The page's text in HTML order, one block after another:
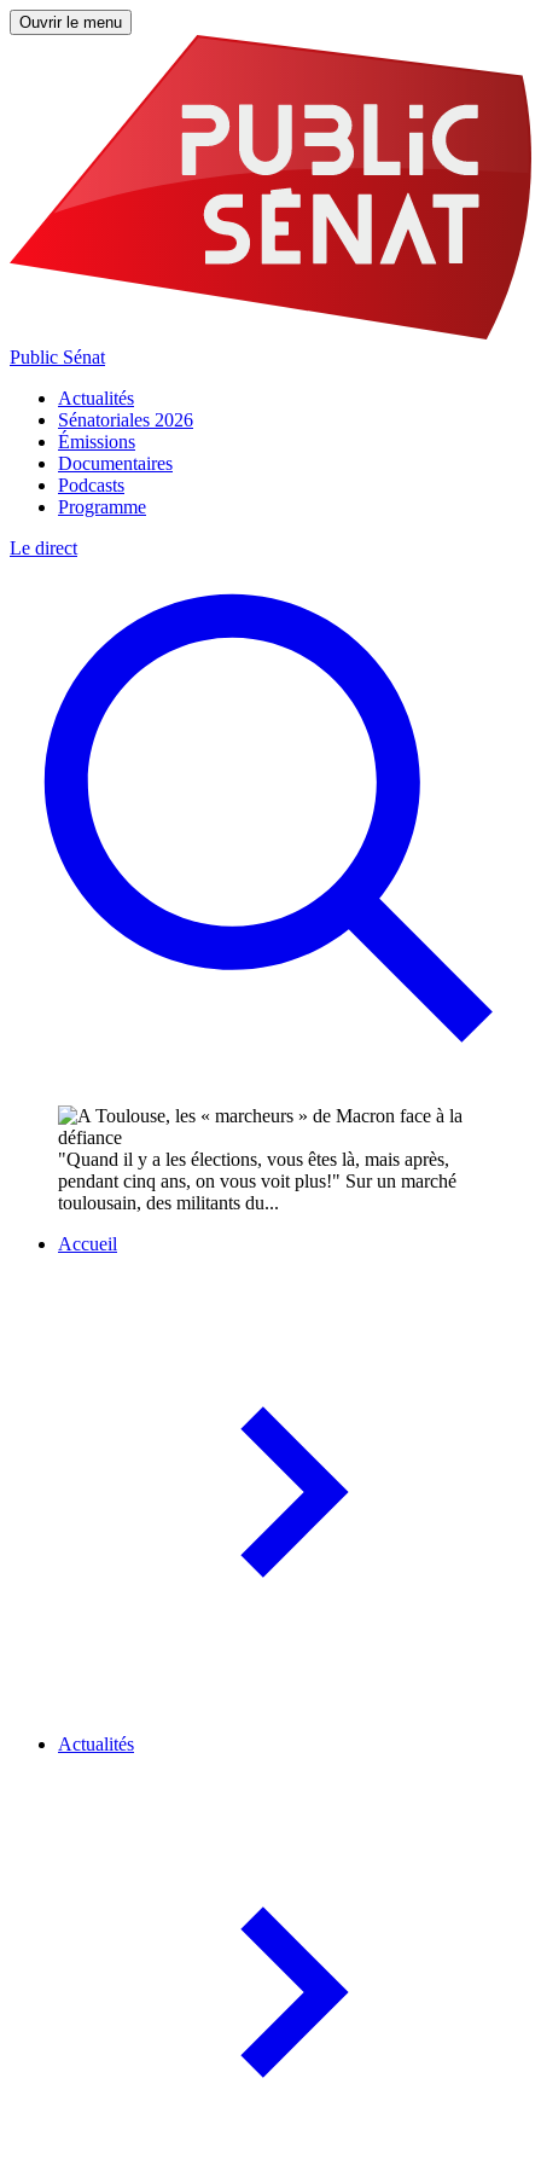
Ouvrir le menu
Public Sénat
Actualités
Sénatoriales 2026
Émissions
Documentaires
Podcasts
Programme
Le direct
"Quand il y a les élections, vous êtes là, mais après,
pendant cinq ans, on vous voit plus!" Sur un marché
toulousain, des militants du...
Accueil
Actualités